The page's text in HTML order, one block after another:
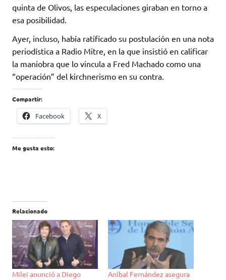
quinta de Olivos, las especulaciones giraban en torno a
esa posibilidad.
Ayer, incluso, había ratificado su postulación en una nota
periodística a Radio Mitre, en la que insistió en calificar
la maniobra que lo vincula a Fred Machado como una
“operación” del kirchnerismo en su contra.
Compartir:
Facebook X
Me gusta esto:
Relacionado
Milei anunció a Diego
Aníbal Fernández asegura